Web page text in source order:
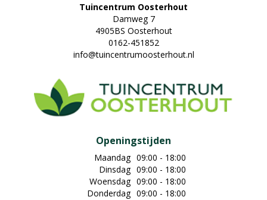
Tuincentrum Oosterhout
Damweg 7
4905BS Oosterhout
0162-451852
info@tuincentrumoosterhout.nl
Openingstijden
Maandag 09:00 - 18:00
Dinsdag 09:00 - 18:00
Woensdag 09:00 - 18:00
Donderdag 09:00 - 18:00